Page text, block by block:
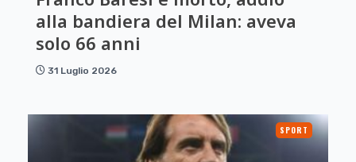
alla bandiera del Milan: aveva
solo 66 anni
31 Luglio 2026
SPORT